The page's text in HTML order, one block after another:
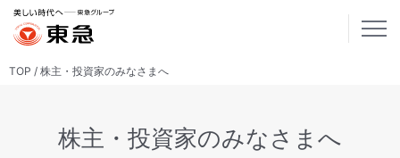
TOP 株主・投資家のみなさまへ
株主・投資家のみなさまへ